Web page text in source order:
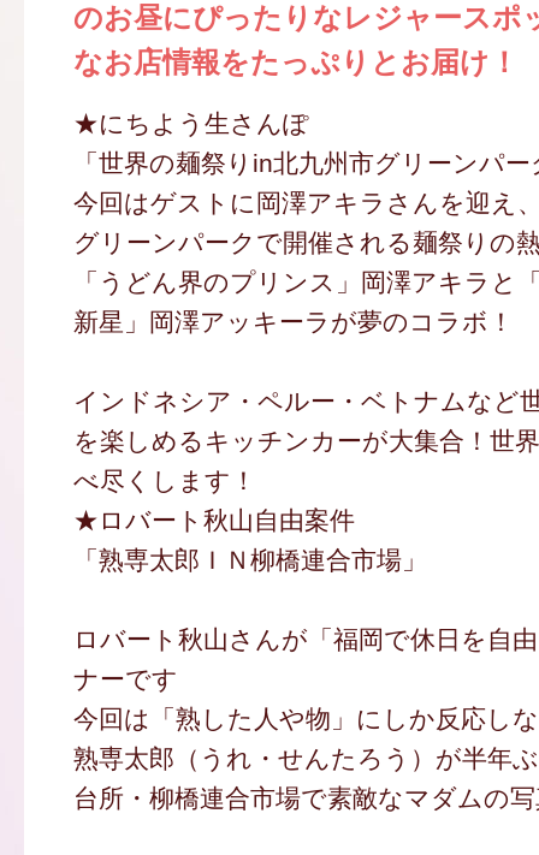
のお昼にぴったりなレジャースポ
なお店情報をたっぷりとお届け！
★にちよう生さんぽ
「世界の麺祭りin北九州市グリーンパー
今回はゲストに岡澤アキラさんを迎え
グリーンパークで開催される麺祭りの
「うどん界のプリンス」岡澤アキラと
新星」岡澤アッキーラが夢のコラボ！
インドネシア・ペルー・ベトナムなど
を楽しめるキッチンカーが大集合！世
べ尽くします！
★ロバート秋山自由案件
「熟専太郎ＩＮ柳橋連合市場」
ロバート秋山さんが「福岡で休日を自
ナーです
今回は「熟した人や物」にしか反応し
熟専太郎（うれ・せんたろう）が半年
台所・柳橋連合市場で素敵なマダムの